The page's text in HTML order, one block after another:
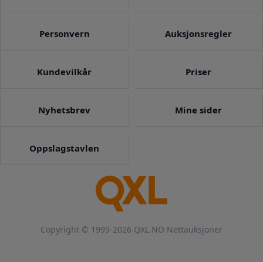
Copyright © 1999-2026 QXL.NO Nettauksjoner
Personvern Auksjonsregler
Kundevilkår Priser
Nyhetsbrev Mine sider
Oppslagstavlen